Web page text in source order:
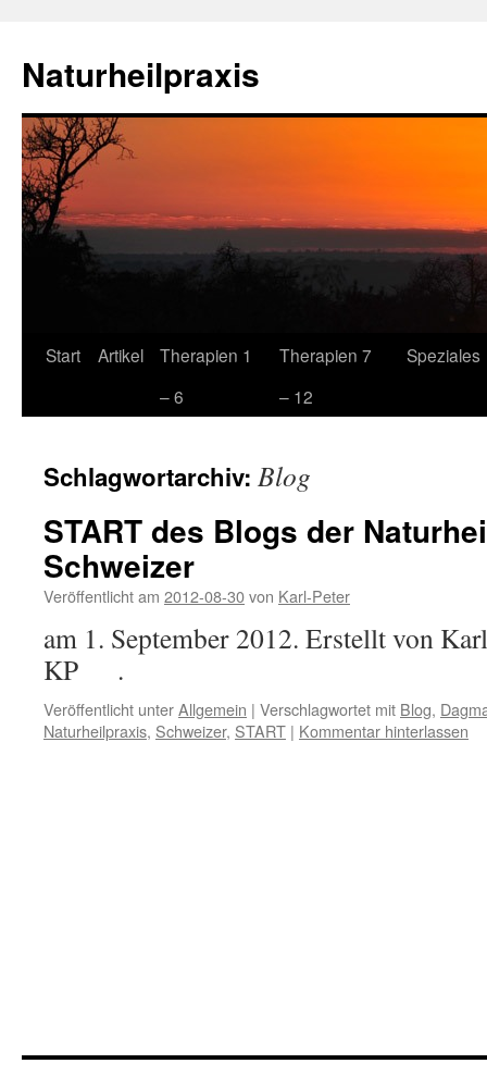
springen
Naturheilpraxis
Start Artikel
Therapien 1
– 6
Therapien 7
– 12
Speziales
Schlagwortarchiv: Blog
START des Blogs der
Schweizer
Veröffentlicht am 2012-08-30von Karl-Peter
am 1. September 2012. Erstellt von
KP .
Veröffentlicht unterAllgemein | Verschlagwortet mit Blog,
Naturheilpraxis, Schweizer, START | Kommentar hinterlassen